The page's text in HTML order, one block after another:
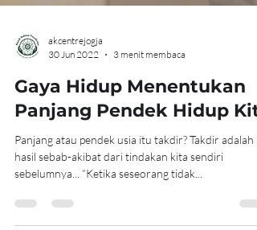
30 Jun 2022
3 menit membaca
Gaya Hidup Menentukan
Panjang Pendek Hidup
Panjang atau pendek usia itu takdir? Takdir adalah
hasil sebab-akibat dari tindakan kita sendiri
sebelumnya... “Ketika seseorang tidak...